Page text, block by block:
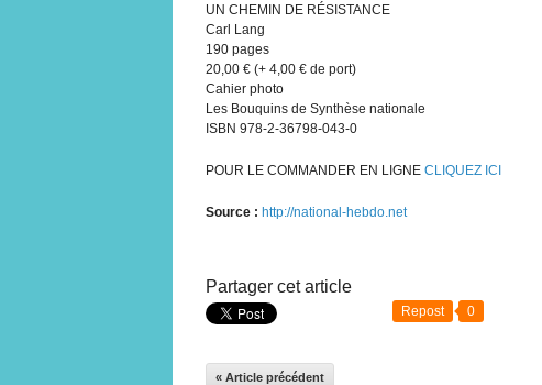
UN CHEMIN DE RÉSISTANCE
Carl Lang
190 pages
20,00 € (+ 4,00 € de port)
Cahier photo
Les Bouquins de Synthèse nationale
ISBN 978-2-36798-043-0
POUR LE COMMANDER EN LIGNE CLIQUEZ ICI
Source : http://national-hebdo.net
Partager cet article
Repost 0
« Article précédent